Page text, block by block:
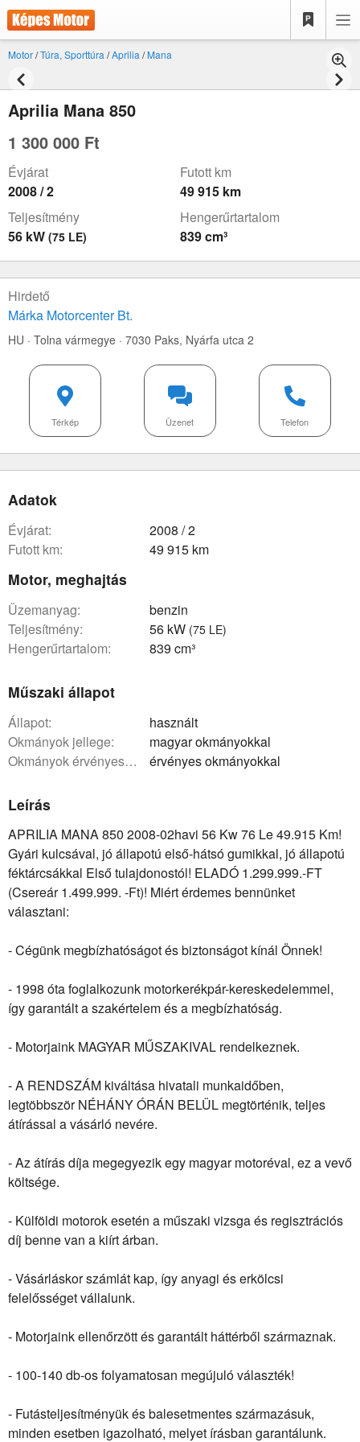
Motor/Túra, Sporttúra /Aprilia /Mana
Aprilia Mana 850
1 300 000 Ft
Évjárat
2008 / 2
Futott km
49 915 km
Teljesítmény
56 kW (75 LE)
Hengerűrtartalom
839 cm³
Hirdető
Márka Motorcenter Bt.
HU · Tolna vármegye · 7030 Paks, Nyárfa utca 2
Telefon
Üzenet
Térkép
Adatok
évjárat:
2008 / 2
futott km:
49 915 km
Motor, meghajtás
üzemanyag:
benzin
teljesítmény:
56 kW (75 LE)
hengerűrtartalom: 839 cm³
Műszaki állapot
állapot:
használt
okmányok jellege:
magyar okmányokkal
okmányok érvényessége:
érvényes okmányokkal
Leírás
APRILIA MANA 850 2008-02havi 56 Kw 76 Le 49.915 Km!
Gyári kulcsával, jó állapotú első-hátsó gumikkal, jó állapotú
féktárcsákkal Első tulajdonostól! ELADÓ 1.299.999.-FT
(Csereár 1.499.999. -Ft)! Miért érdemes bennünket
választani:
- Cégünk megbízhatóságot és biztonságot kínál Önnek!
- 1998 óta foglalkozunk motorkerékpár-kereskedelemmel,
így garantált a szakértelem és a megbízhatóság.
- Motorjaink MAGYAR MŰSZAKIVAL rendelkeznek.
- A RENDSZÁM kiváltása hivatali munkaidőben,
legtöbbször NÉHÁNY ÓRÁN BELÜL megtörténik, teljes
átírással a vásárló nevére.
- Az átírás díja megegyezik egy magyar motoréval, ez a vevő
költsége.
- Külföldi motorok esetén a műszaki vizsga és regisztrációs
díj benne van a kiírt árban.
- Vásárláskor számlát kap, így anyagi és erkölcsi
felelősséget vállalunk.
- Motorjaink ellenőrzött és garantált háttérből származnak.
- 100-140 db-os folyamatosan megújuló választék!
- Futásteljesítményük és balesetmentes származásuk,
minden esetben igazolható, melyet írásban garantálunk.